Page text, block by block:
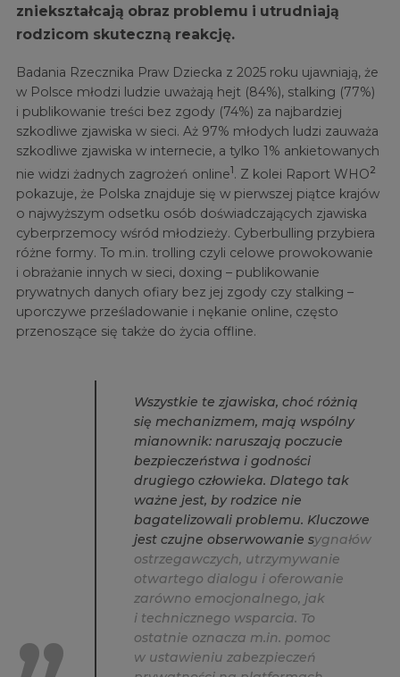
zniekształcają obraz problemu i utrudniają
rodzicom skuteczną reakcję.
Badania Rzecznika Praw Dziecka z 2025 roku ujawniają, że
w Polsce młodzi ludzie uważają hejt (84%), stalking (77%)
i publikowanie treści bez zgody (74%) za najbardziej
szkodliwe zjawiska w sieci. Aż 97% młodych ludzi zauważa
szkodliwe zjawiska w internecie, a tylko 1% ankietowanych
nie widzi żadnych zagrożeń online1. Z kolei Raport WHO2
pokazuje, że Polska znajduje się w pierwszej piątce krajów
o najwyższym odsetku osób doświadczających zjawiska
cyberprzemocy wśród młodzieży. Cyberbulling przybiera
różne formy. To m.in. trolling czyli celowe prowokowanie
i obrażanie innych w sieci, doxing – publikowanie
prywatnych danych ofiary bez jej zgody czy stalking –
uporczywe prześladowanie i nękanie online, często
przenoszące się także do życia offline.
Wszystkie te zjawiska, choć różnią
się mechanizmem, mają wspólny
mianownik: naruszają poczucie
bezpieczeństwa i godności
drugiego człowieka. Dlatego tak
ważne jest, by rodzice nie
bagatelizowali problemu. Kluczowe
jest czujne obserwowanie sygnałów
ostrzegawczych, utrzymywanie
otwartego dialogu i oferowanie
zarówno emocjonalnego, jak
i technicznego wsparcia. To
ostatnie oznacza m.in. pomoc
w ustawieniu zabezpieczeń